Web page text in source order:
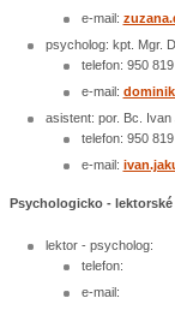
e-mail:
psycholog: kpt. Mgr.
telefon: 950
e-mail:
asistent: por. Bc. Ivan
telefon: 950 819
e-mail:
Psychologicko - lektorské
lektor - psycholog:
telefon:
e-mail: